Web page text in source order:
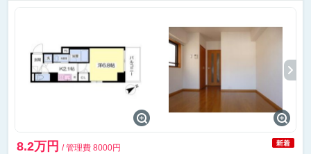
8.2万円 / 管理費 8000円